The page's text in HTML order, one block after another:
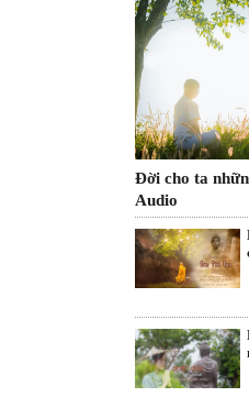
Đời cho ta
Audio